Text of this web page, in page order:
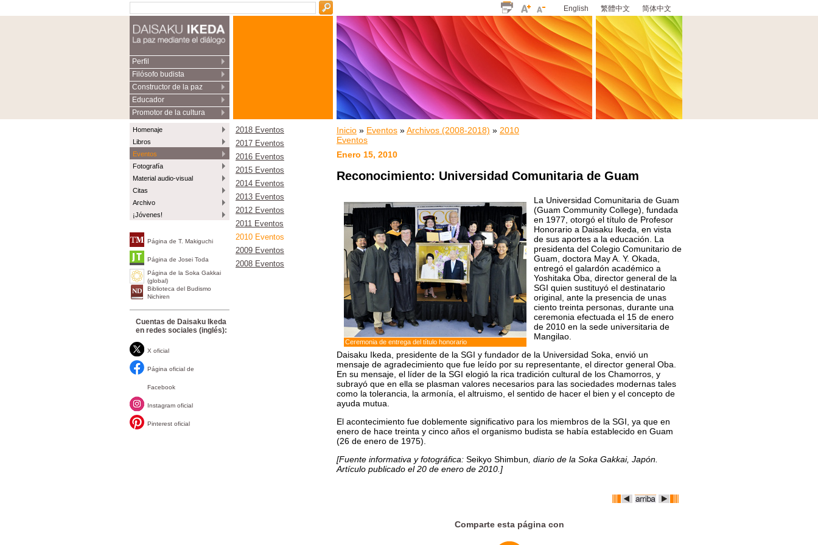
English 繁體中文 简体中文
Perfil
Filósofo budista
Constructor de la paz
Educador
Promotor de la cultura
Homenaje
Libros
Eventos
Fotografía
Material audio-visual
Citas
Archivo
¡Jóvenes!
Página de T. Makiguchi
Página de Josei Toda
Página de la Soka Gakkai
(global)
Biblioteca del Budismo
Nichiren
Cuentas de Daisaku Ikeda
en redes sociales (inglés):
X oficial
Página oficial de
Facebook
Instagram oficial
Pinterest oficial
2018 Eventos
2017 Eventos
2016 Eventos
2015 Eventos
2014 Eventos
2013 Eventos
2012 Eventos
2011 Eventos
2010 Eventos
2009 Eventos
2008 Eventos
Inicio » Eventos »Archivos (2008-2018) » 2010
Eventos
Enero 15, 2010
Reconocimiento: Universidad Comunitaria de Guam
Ceremonia de entrega del título honorario
La Universidad Comunitaria de Guam
(Guam Community College), fundada
en 1977, otorgó el título de Profesor
Honorario a Daisaku Ikeda, en vista
de sus aportes a la educación. La
presidenta del Colegio Comunitario de
Guam, doctora May A. Y. Okada,
entregó el galardón académico a
Yoshitaka Oba, director general de la
SGI quien sustituyó el destinatario
original, ante la presencia de unas
ciento treinta personas, durante una
ceremonia efectuada el 15 de enero
de 2010 en la sede universitaria de
Mangilao.
Daisaku Ikeda, presidente de la SGI y fundador de la Universidad Soka, envió un
mensaje de agradecimiento que fue leído por su representante, el director general Oba.
En su mensaje, el líder de la SGI elogió la rica tradición cultural de los Chamorros, y
subrayó que en ella se plasman valores necesarios para las sociedades modernas tales
como la tolerancia, la armonía, el altruismo, el sentido de hacer el bien y el concepto de
ayuda mutua.
El acontecimiento fue doblemente significativo para los miembros de la SGI, ya que en
enero de hace treinta y cinco años el organismo budista se había establecido en Guam
(26 de enero de 1975).
[Fuente informativa y fotográfica: Seikyo Shimbun , diario de la Soka Gakkai, Japón.
Artículo publicado el 20 de enero de 2010.]
Comparte esta página con